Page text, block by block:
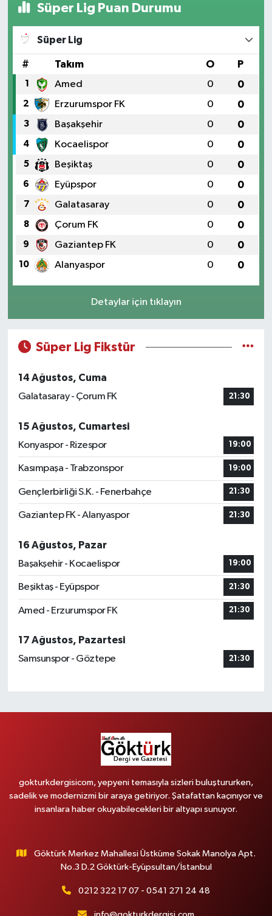
Süper Lig Puan Durumu
Süper Lig
# Takım O P
1 Amed 0 0
2 Erzurumspor FK 0 0
3 Başakşehir 0 0
4 Kocaelispor 0 0
5 Beşiktaş 0 0
6 Eyüpspor 0 0
7 Galatasaray 0 0
8 Çorum FK 0 0
9 Gaziantep FK 0 0
10 Alanyaspor 0 0
Detaylar için tıklayın
Süper Lig Fikstür
14 Ağustos, Cuma
Galatasaray - Çorum FK
21:30
15 Ağustos, Cumartesi
Konyaspor - Rizespor
19:00
Kasımpaşa - Trabzonspor 19:00
Gençlerbirliği S.K. - Fenerbahçe 21:30
Gaziantep FK - Alanyaspor 21:30
16 Ağustos, Pazar
Başakşehir - Kocaelispor
19:00
Beşiktaş - Eyüpspor 21:30
Amed - Erzurumspor FK 21:30
17 Ağustos, Pazartesi
Samsunspor - Göztepe
21:30
gokturkdergisicom, yepyeni temasıyla sizleri buluştururken,
sadelik ve modernizmi bir araya getiriyor. Şatafattan kaçınıyor ve
insanlara haber okuyabilecekleri bir altyapı sunuyor.
Göktürk Merkez Mahallesi Üstküme Sokak Manolya Apt.
No.3 D.2 Göktürk-Eyüpsultan/İstanbul
0212 322 17 07 - 0541 271 24 48